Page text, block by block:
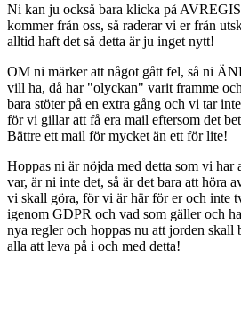
Ni kan ju också bara klicka på
kommer från oss, så raderar vi er från
alltid haft det så detta är ju inget nytt!
OM ni märker att något gått fel, så ni
vill ha, då har "olyckan" varit framme
bara stöter på en extra gång och vi tar
för vi gillar att få era mail eftersom det
Bättre ett mail för mycket än ett för lite!
Hoppas ni är nöjda med detta som vi har
var, är ni inte det, så är det bara att höra
vi skall göra, för vi är här för er och inte
igenom GDPR och vad som gäller och
nya regler och hoppas nu att jorden skall
alla att leva på i och med detta!